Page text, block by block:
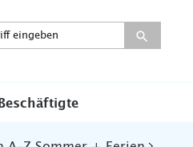
Beschäftigte